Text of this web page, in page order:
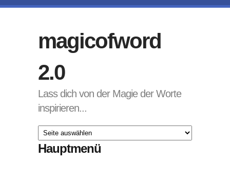
magicofword
2.0
Lass dich von der Magie der Worte
inspirieren...
Hauptmenü